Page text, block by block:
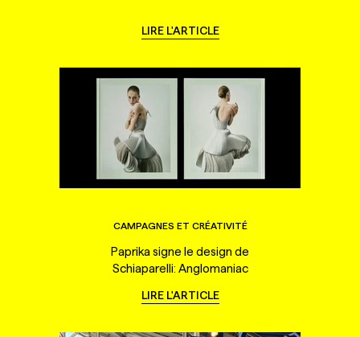
LIRE L'ARTICLE
CAMPAGNES ET CRÉATIVITÉ
Paprika signe le design de
Schiaparelli: Anglomaniac
LIRE L'ARTICLE